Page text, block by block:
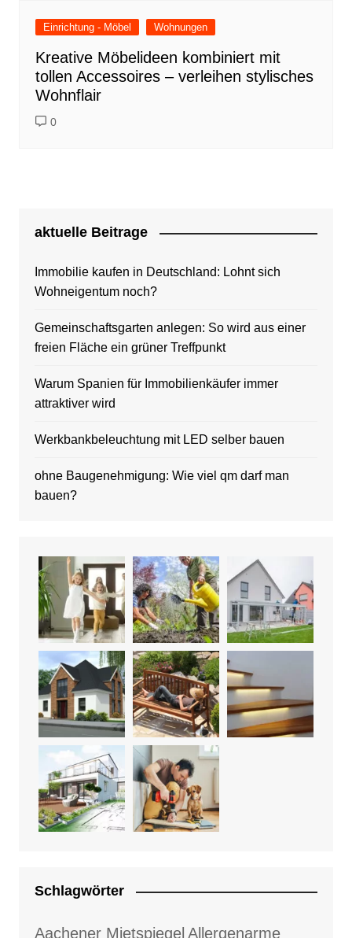
Einrichtung - Möbel Wohnungen
Kreative Möbelideen kombiniert mit
tollen Accessoires – verleihen stylisches
Wohnflair
0
aktuelle Beitrage
Immobilie kaufen in Deutschland: Lohnt sich
Wohneigentum noch?
Gemeinschaftsgarten anlegen: So wird aus einer
freien Fläche ein grüner Treffpunkt
Warum Spanien für Immobilienkäufer immer
attraktiver wird
Werkbankbeleuchtung mit LED selber bauen
ohne Baugenehmigung: Wie viel qm darf man
bauen?
Schlagwörter
Aachener Mietspiegel Allergenarme